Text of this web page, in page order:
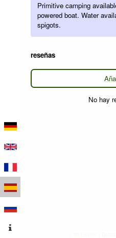
Primitive camping
powered boat. Water
spigots.
reseñas
No hay